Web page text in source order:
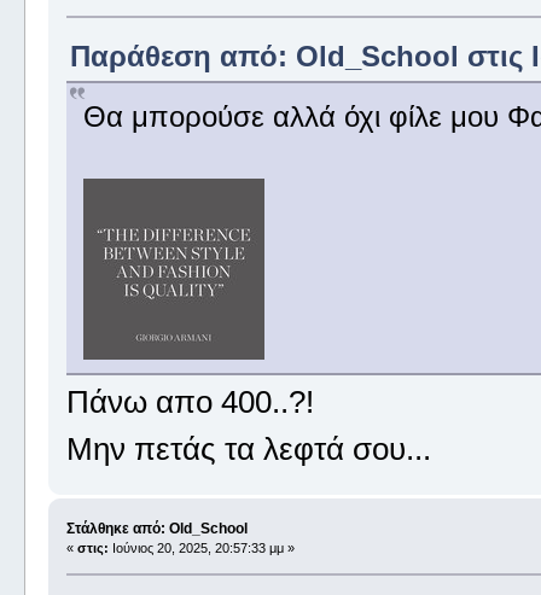
Παράθεση από: Old_School στις
Θα μπορούσε αλλά όχι φίλε μου
Πάνω απο 400..?!
Μην πετάς τα λεφτά σου...
Στάλθηκε από: Old_School
« στις: Ιούνιος 20, 2025, 20:57:33 μμ »